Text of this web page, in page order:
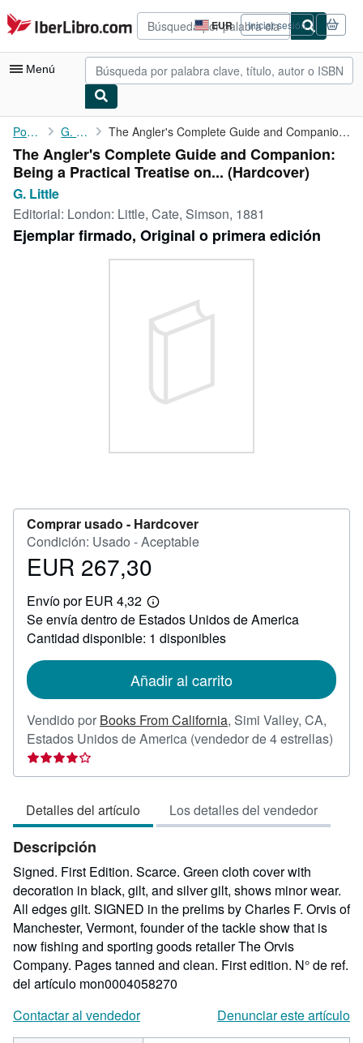
Pasar al contenido principal
IberLibro.com EUR
Preferencias
de
compra
del
Iniciar sesión
Menú
Mi cuenta
Consultar mis pedidos
Búsqueda avanzada
Colecciones
Libros antiguos
CERRAR
Portada G. Little The Angler's Complete Guide and Companion: Being a Practical ...
The Angler's Complete Guide and Companion:
Being a Practical Treatise on... (Hardcover)
G. Little
Editorial: London: Little, Cate, Simson, 1881
Ejemplar firmado, Original o primera edición
Comprar usado - Hardcover
Condición: Usado - Aceptable
Precio
267,30
EUR 267,30
Envío por EUR 4,32
Más
información
sobre
las
envío
Se envía dentro de Estados Unidos de America
Cantidad disponible: 1 disponibles
Añadir al carrito
Vendido por Books From California, Simi Valley, CA,
Estados Unidos de America (vendedor de 4 estrellas)
Detalles del artículo Los detalles del vendedor
Descripción
Signed. First Edition. Scarce. Green cloth cover with
decoration in black, gilt, and silver gilt, shows minor wear.
All edges gilt. SIGNED in the prelims by Charles F. Orvis of
Manchester, Vermont, founder of the tackle show that is
now fishing and sporting goods retailer The Orvis
Company. Pages tanned and clean. First edition. N° de ref.
del artículo mon0004058270
Contactar al vendedor
Denunciar este artículo